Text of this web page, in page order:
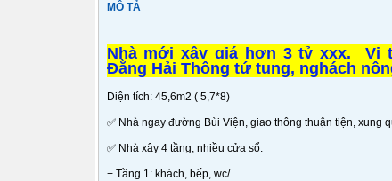
MÔ TẢ
Nhà mới xây giá hơn 3 tỷ xxx. Vị
Đằng Hải Thông tứ tung, nghách
Diện tích: 45,6m2 ( 5,7*8)
✅ Nhà ngay đường Bùi Viện, giao thông thuận tiện, xung
✅ Nhà xây 4 tầng, nhiều cửa sổ.
+ Tầng 1: khách, bếp, wc/